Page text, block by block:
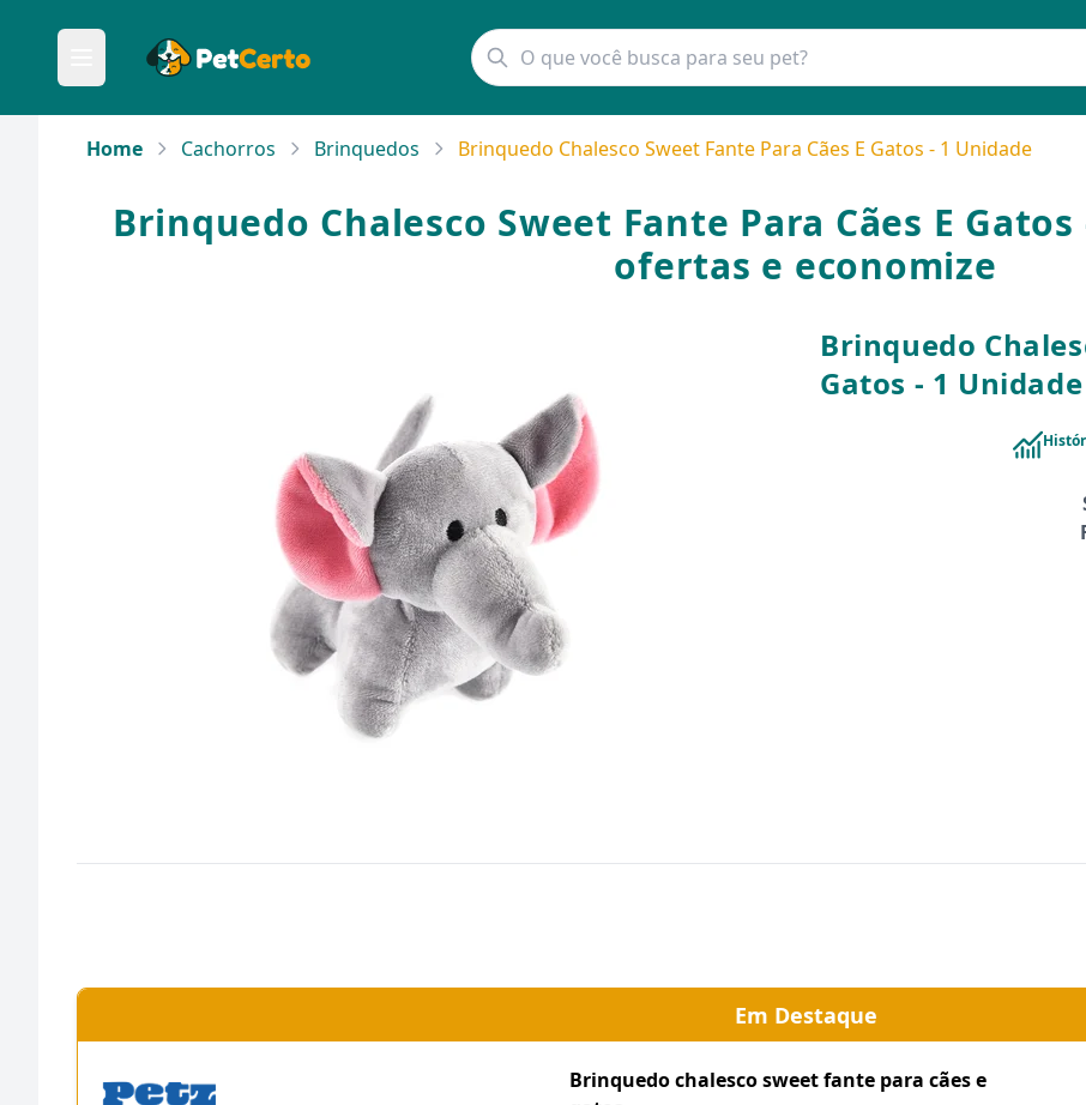
Home Cachorros Brinquedos Brinquedo Chalesco Sweet Fante Para Cães E Gatos - 1 Unidade
Brinquedo Chalesco Sweet Fante Para Cães E
ofertas e economize
Brinquedo
Gatos - 1 Unidade
Em Destaque
Brinquedo chalesco sweet fante para cães e